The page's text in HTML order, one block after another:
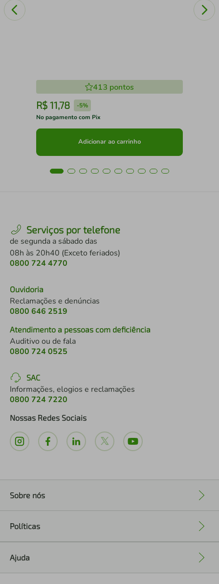
413 pontos
R$ 11,78 -5%
No pagamento com Pix
Adicionar ao carrinho
Serviços por telefone
de segunda a sábado das
08h às 20h40 (Exceto feriados)
0800 724 4770
Ouvidoria
Reclamações e denúncias
0800 646 2519
Atendimento a pessoas com deficiência
Auditivo ou de fala
0800 724 0525
SAC
Informações, elogios e reclamações
0800 724 7220
Nossas Redes Sociais
Sobre nós
Políticas
Ajuda